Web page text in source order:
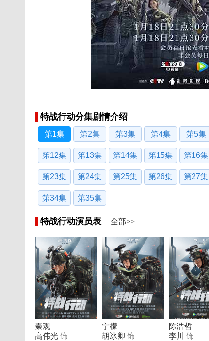
特战行动分集剧情介绍
第1集 第2集 第3集 第4集 第5集
第12集 第13集 第14集 第15集 第16集
第23集 第24集 第25集 第26集 第27集
第34集 第35集
特战行动演员表 全部>>
秦观
高伟光 饰
宁檬
胡冰卿 饰
陈浩哲
李川
饰